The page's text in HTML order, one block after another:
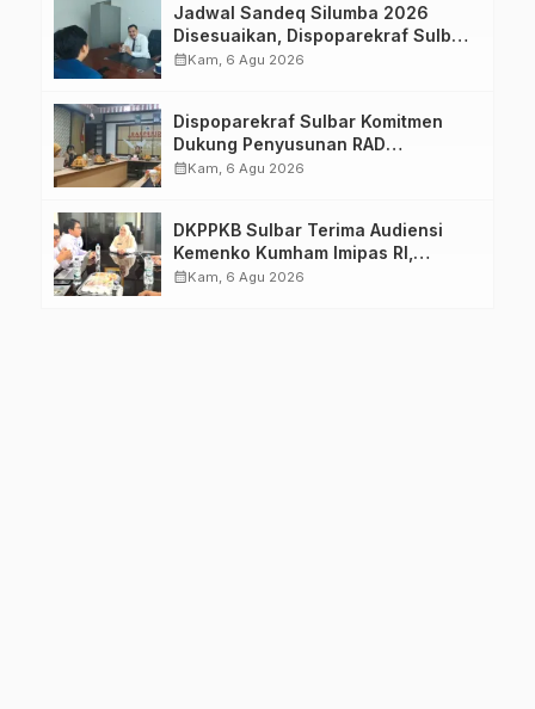
Jadwal Sandeq Silumba 2026
Disesuaikan, Dispoparekraf Sulbar
Pastikan Persiapan Tetap
calendar_monthKam, 6 Agu 2026
Dispoparekraf Sulbar Komitmen
Dukung Penyusunan RAD
TPB/SDGs Sulawesi Barat
calendar_monthKam, 6 Agu 2026
DKPPKB Sulbar Terima Audiensi
Kemenko Kumham Imipas RI,
Perkuat Pelayanan Kesehatan bagi
calendar_monthKam, 6 Agu 2026